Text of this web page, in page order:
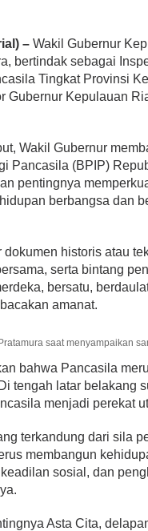
– Wakil Gubernur
bertindak sebagai
Tingkat Provinsi
Gubernur Kepulauan
Wakil Gubernur
Pancasila (BPIP)
pentingnya
berbangsa dan
historis atau
serta bintang
bersatu,
amanat.
saat menyampaikan
bahwa Pancasila
tengah latar belakang
menjadi perekat
terkandung dari sila
membangun
sosial, dan
Asta Cita,